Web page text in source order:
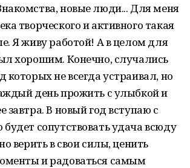
новые люди... Для меня
творческого и активного такая
Я живу работой! А в целом для
хорошим. Конечно, случались
которых не всегда устраивал, но
день прожить с улыбкой и
завтра. В новый год вступаю с
сопутствовать удача всюду
верить в свои силы, ценить
и радоваться самым